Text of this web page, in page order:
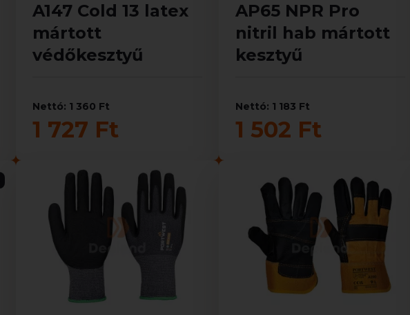
A147 Cold 13 latex
mártott
védőkesztyű
Nettó: 1 360 Ft
1 727 Ft
AP65 NPR Pro
nitril hab mártott
kesztyű
Nettó: 1 183 Ft
1 502 Ft